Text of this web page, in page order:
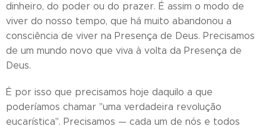
dinheiro, do poder ou do prazer. É assim o modo de
viver do nosso tempo, que há muito abandonou a
consciência de viver na Presença de Deus. Precisamos
de um mundo novo que viva à volta da Presença de
Deus.
É por isso que precisamos hoje daquilo a que
poderíamos chamar "uma verdadeira revolução
eucarística". Precisamos — cada um de nós e todos